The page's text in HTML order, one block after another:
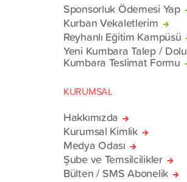
Sponsorluk Ödemesi Yap
Kurban Vekaletlerim
Reyhanlı Eğitim Kampüsü
Yeni Kumbara Talep / Dolu
Kumbara Teslimat Formu
KURUMSAL
Hakkımızda
Kurumsal Kimlik
Medya Odası
Şube ve Temsilcilikler
Bülten / SMS Abonelik